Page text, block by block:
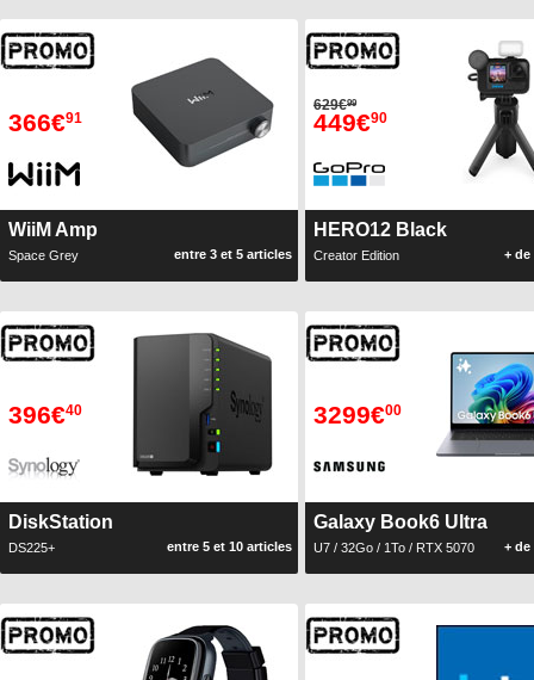
366€91
WiiM Amp
Space Grey entre 3 et 5 articles
629€99
449€90
HERO12 Black
Creator Edition + de
396€40
DiskStation
DS225+ entre 5 et 10 articles
3299€00
Galaxy Book6 Ultra
U7 / 32Go / 1To / RTX 5070 + de